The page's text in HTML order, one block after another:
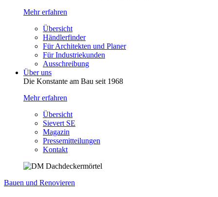
Mehr erfahren
Übersicht
Händlerfinder
Für Architekten und Planer
Für Industriekunden
Ausschreibung
Über uns
Die Konstante am Bau seit 1968
Mehr erfahren
Übersicht
Sievert SE
Magazin
Pressemitteilungen
Kontakt
Bauen und Renovieren